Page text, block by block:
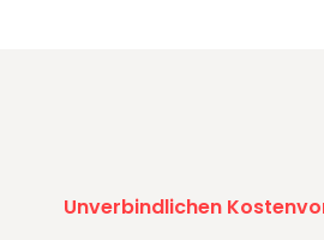
Unverbindlichen